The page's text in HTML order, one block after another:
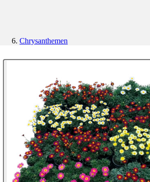
Chrysanthemen